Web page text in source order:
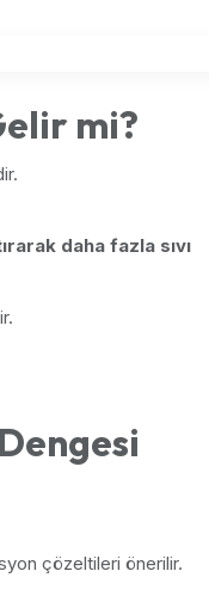
mi?
daha fazla sıvı
çözeltileri önerilir.